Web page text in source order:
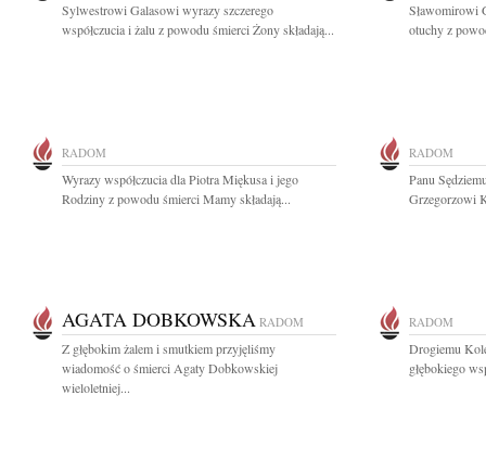
Sylwestrowi Galasowi wyrazy szczerego
współczucia i żalu z powodu śmierci Żony składają...
Sławomirowi
otuchy z
RADOM
Wyrazy współczucia dla Piotra Miękusa i jego
Rodziny z powodu śmierci Mamy składają...
RADOM
Panu
Grzegorzowi
AGATA DOBKOWSKA RADOM
Z głębokim żalem i smutkiem przyjęliśmy
wiadomość o śmierci Agaty Dobkowskiej
wieloletniej...
RADOM
Drogiemu
głębokiego